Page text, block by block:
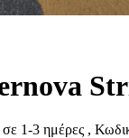
1-3 ημέρες ,